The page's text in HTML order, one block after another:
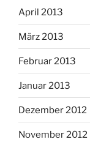
April 2013
März 2013
Februar 2013
Januar 2013
Dezember 2012
November 2012